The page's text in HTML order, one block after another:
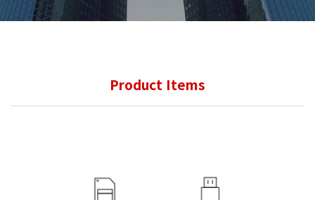
Product Items